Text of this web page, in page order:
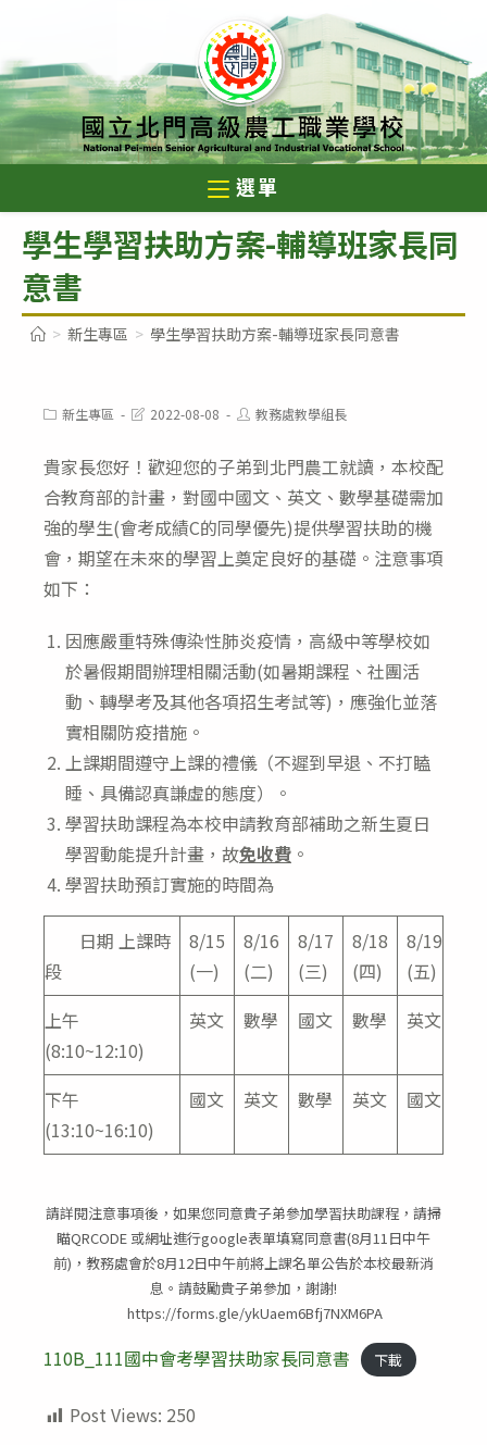
至
主
要
內
選單
學生學習扶助方案-輔導班家長同
意書
> 新生專區 > 學生學習扶助方案-輔導班家長同意書
Post新生專區
Post2022-08-08
Post教務處教學組長
貴家長您好！歡迎您的子弟到北門農工就讀，本校配
合教育部的計畫，對國中國文、英文、數學基礎需加
強的學生(會考成績C的同學優先)提供學習扶助的機
會，期望在未來的學習上奠定良好的基礎。注意事項
如下：
因應嚴重特殊傳染性肺炎疫情，高級中等學校如
於暑假期間辦理相關活動(如暑期課程、社團活
動、轉學考及其他各項招生考試等)，應強化並落
實相關防疫措施。
上課期間遵守上課的禮儀（不遲到早退、不打瞌
睡、具備認真謙虛的態度）。
學習扶助課程為本校申請教育部補助之新生夏日
學習動能提升計畫，故免收費 。
學習扶助預訂實施的時間為
日期 上課時
段
8/15
(一)
8/16
(二)
8/17
(三)
8/18
(四)
8/19
(五)
上午
(8:10~12:10)
英文 數學 國文 數學 英文
下午
(13:10~16:10)
國文 英文 數學 英文 國文
請詳閱注意事項後，如果您同意貴子弟參加學習扶助課程，請掃
瞄QRCODE 或網址進行google表單填寫同意書(8月11日中午
前)，教務處會於8月12日中午前將上課名單公告於本校最新消
息。請鼓勵貴子弟參加，謝謝!
https://forms.gle/ykUaem6Bfj7NXM6PA
110B_111國中會考學習扶助家長同意書 下載
Post Views: 250